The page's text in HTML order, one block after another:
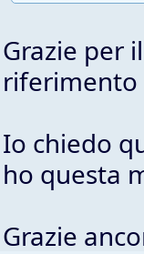
Grazie per
riferimento
Io chiedo
ho questa
Grazie